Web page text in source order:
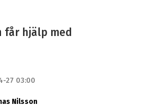
får hjälp med
27 03:00
Nilsson